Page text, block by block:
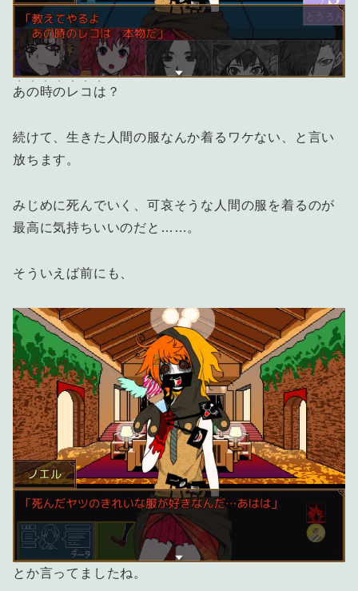
あの時のレコは
・・・・・・・
？
続けて、生きた人間の服なんか着るワケない、と言い
放ちます。
みじめに死んでいく、可哀そうな人間の服を着るのが
最高に気持ちいいのだと……。
そういえば前にも、
とか言ってましたね。